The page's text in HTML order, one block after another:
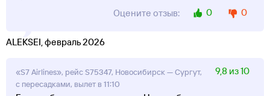
Оцените отзыв:
0 0
ALEKSEI, февраль 2026
«S7 Airlines», рейс S75347, Новосибирск — Сургут,
с пересадками, вылет в 11:10
9,8 из 10